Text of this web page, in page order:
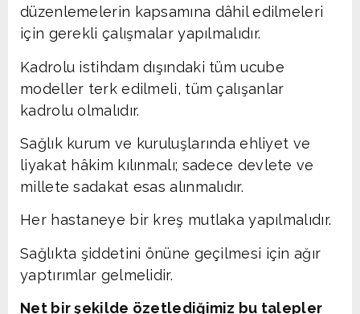
düzenlemelerin kapsamına dâhil edilmeleri
için gerekli çalışmalar yapılmalıdır.
Kadrolu istihdam dışındaki tüm ucube
modeller terk edilmeli, tüm çalışanlar
kadrolu olmalıdır.
Sağlık kurum ve kuruluşlarında ehliyet ve
liyakat hâkim kılınmalı; sadece devlete ve
millete sadakat esas alınmalıdır.
Her hastaneye bir kreş mutlaka yapılmalıdır.
Sağlıkta şiddetini önüne geçilmesi için ağır
yaptırımlar gelmelidir.
Net bir şekilde özetlediğimiz bu talepler